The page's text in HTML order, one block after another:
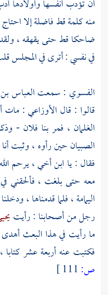
أن تؤدب أنفسها وأولادها
منه كلمة قط فاضلة إلا احتاج
ضاحكا قط حتى يقهقه ، ولقد
في نفسي : أترى في المجلس
الفسوي : سمعتالعباس
قالوا : قال الأوزاعي: مات
الغلمان ، فمر بنا فلان -
الصبيان حين رأوه ، وثبت
فقال : يا ابن أخي ، يرحم
معه حتى بلغت ، فألحقني
اليمامة، فلما قدمناها ،
رجل من أصحابنا : رأيت
ما رأيت في هذا البعث
فكتبت عنه أربعة عشر
ص: